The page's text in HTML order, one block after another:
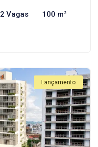
2 Vagas 100 m²
Lançamento